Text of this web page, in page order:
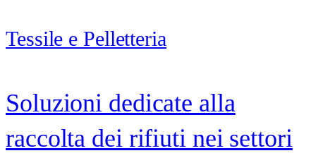
Tessile e Pelletteria
Soluzioni dedicate alla
raccolta dei rifiuti nei settori